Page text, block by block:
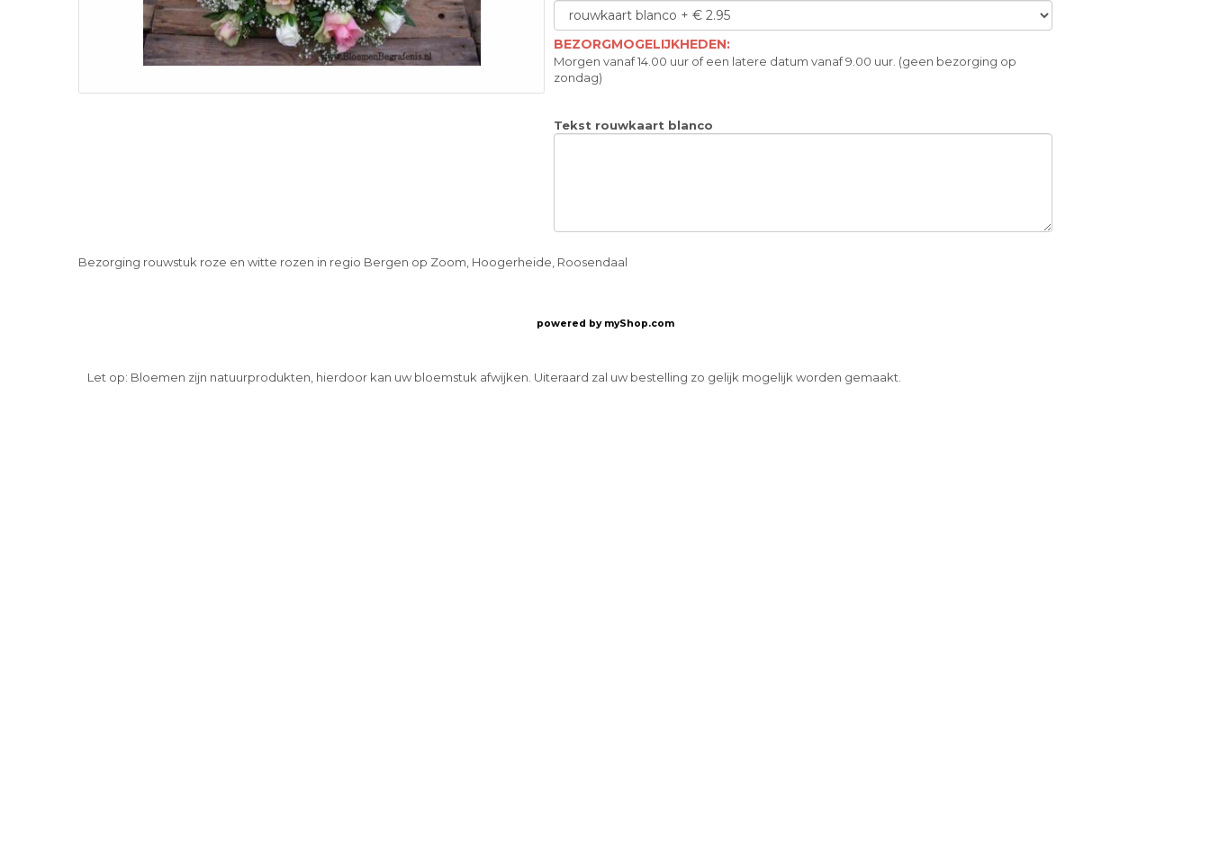
BEZORGMOGELIJKHEDEN:
Morgen vanaf 14.00 uur of een latere datum vanaf 9.00 uur. (geen bezorging op
zondag)
Tekst rouwkaart blanco
Bezorging rouwstuk roze en witte rozen in regio Bergen op Zoom, Hoogerheide, Roosendaal
powered by myShop.com
Let op: Bloemen zijn natuurprodukten, hierdoor kan uw bloemstuk afwijken. Uiteraard zal uw bestelling zo gelijk mogelijk worden gemaakt.